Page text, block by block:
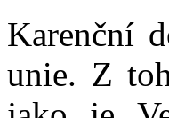
Karenční
unie. Z